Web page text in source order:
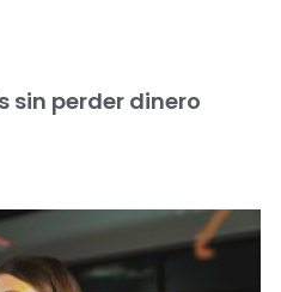
sin perder dinero